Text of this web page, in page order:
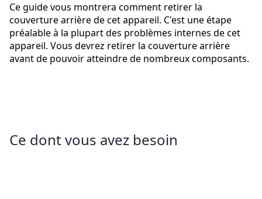
Ce guide vous montrera comment retirer la
couverture arrière de cet appareil. C'est une étape
préalable à la plupart des problèmes internes de cet
appareil. Vous devrez retirer la couverture arrière
avant de pouvoir atteindre de nombreux composants.
Ce dont vous avez besoin